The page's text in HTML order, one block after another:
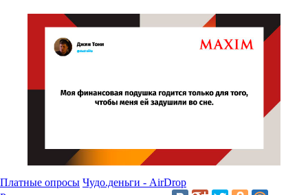
Платные опросы Чудо.деньги - AirDrop